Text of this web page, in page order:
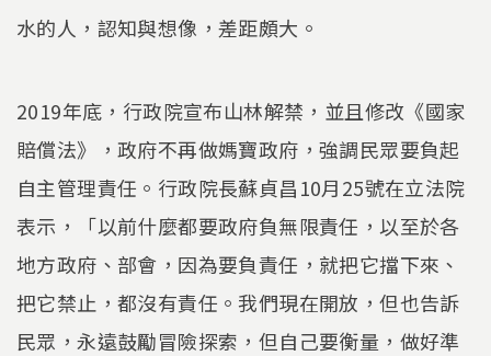
水的人，認知與想像，差距頗大。
2019年底，行政院宣布山林解禁，並且修改《國家
賠償法》，政府不再做媽寶政府，強調民眾要負起
自主管理責任。行政院長蘇貞昌10月25號在立法院
表示，「以前什麼都要政府負無限責任，以至於各
地方政府、部會，因為要負責任，就把它擋下來、
把它禁止，都沒有責任。我們現在開放，但也告訴
民眾，永遠鼓勵冒險探索，但自己要衡量，做好準